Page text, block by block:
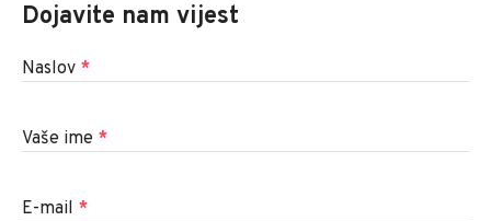
Dojavite nam vijest
Naslov *
Vaše ime *
E-mail *